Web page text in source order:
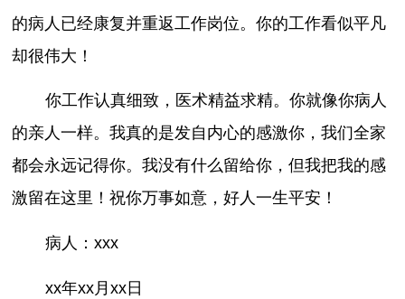
的病人已经康复并重返工作岗位。你的工作看似平凡
却很伟大！
你工作认真细致，医术精益求精。你就像你病人
的亲人一样。我真的是发自内心的感激你，我们全家
都会永远记得你。我没有什么留给你，但我把我的感
激留在这里！祝你万事如意，好人一生平安！
病人：xxx
xx年xx月xx日